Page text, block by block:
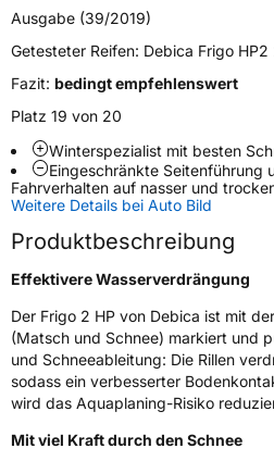
SchlauchtypTL
ZustandNeureifen
M+SJa
VerstärktXL
FelgenschutzFP
Effizienz C
NasshaftungC
Rollgeräusch (Klasse)B
Ausgabe (39/2019)
Getesteter Reifen: Debica Frigo HP2
Fazit: bedingt empfehlenswert
Platz 19 von 20
Winterspezialist mit besten
Eingeschränkte Seitenführung
Fahrverhalten auf nasser und
Weitere Details bei Auto Bild
Produktbeschreibung
Effektivere Wasserverdrängung
Der Frigo 2 HP von Debica ist mit
(Matsch und Schnee) markiert und
und Schneeableitung: Die Rillen
sodass ein verbesserter
wird das Aquaplaning-Risiko
Mit viel Kraft durch den Schnee